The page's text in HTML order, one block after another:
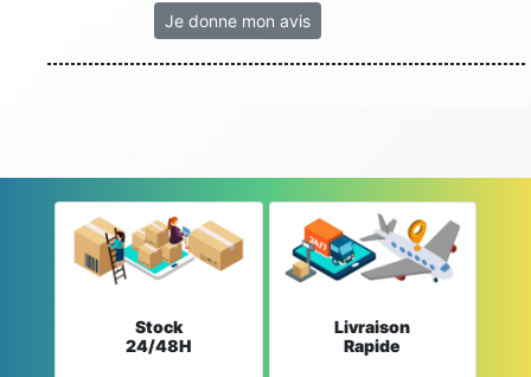
Je donne mon avis
Stock
24/48H
Livraison
Rapide